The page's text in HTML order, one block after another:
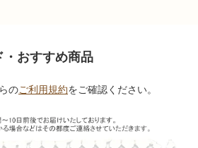
・おすすめ商品
のご利用規約をご確認ください。